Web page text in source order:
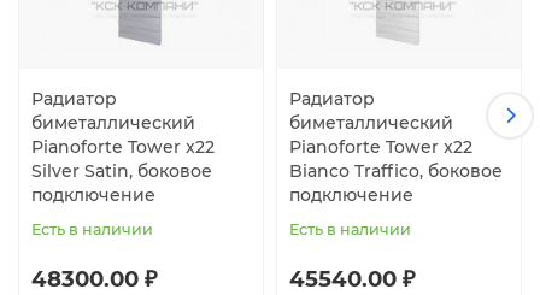
Радиатор
биметаллический
Pianoforte Tower x22
Silver Satin, боковое
подключение
Есть в наличии
48300.00 ₽
Радиатор
биметаллический
Pianoforte Tower x22
Bianco Traffico, боковое
подключение
Есть в наличии
45540.00 ₽